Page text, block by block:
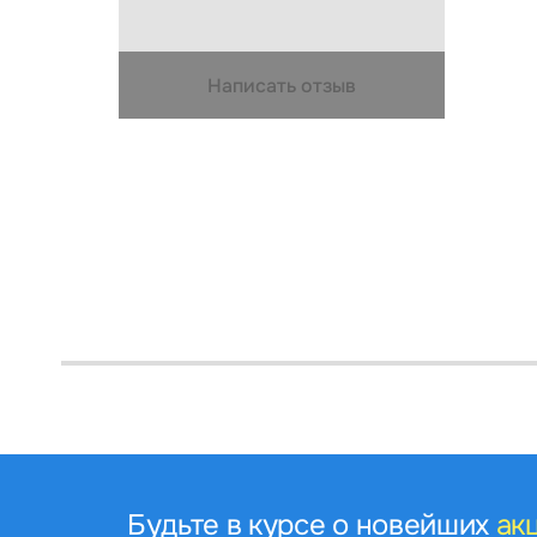
Написать отзыв
Будьте в курсе о новейших